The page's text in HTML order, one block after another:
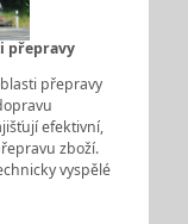
přepravy
přepravy
efektivní,
zboží.
vyspělé